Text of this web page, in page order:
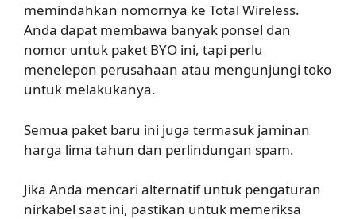
memindahkan nomornya ke Total Wireless.
Anda dapat membawa banyak ponsel dan
nomor untuk paket BYO ini, tapi perlu
menelepon perusahaan atau mengunjungi toko
untuk melakukanya.
Semua paket baru ini juga termasuk jaminan
harga lima tahun dan perlindungan spam.
Jika Anda mencari alternatif untuk pengaturan
nirkabel saat ini, pastikan untuk memeriksa